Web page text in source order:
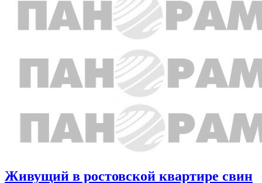
Живущий в ростовской квартире свин